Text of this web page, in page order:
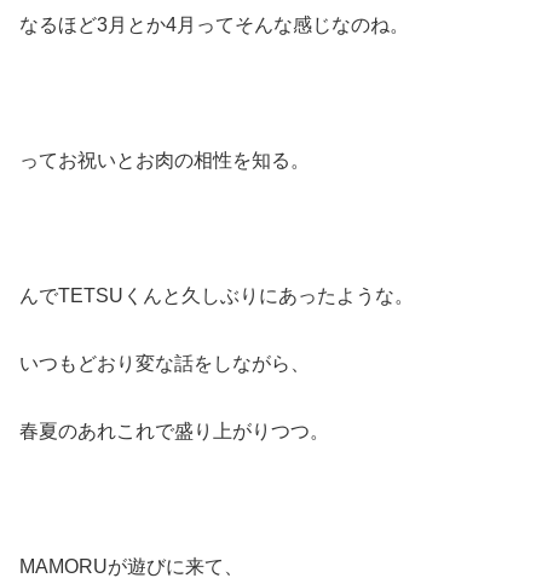
なるほど3月とか4月ってそんな感じなのね。
ってお祝いとお肉の相性を知る。
んでTETSUくんと久しぶりにあったような。
いつもどおり変な話をしながら、
春夏のあれこれで盛り上がりつつ。
MAMORUが遊びに来て、